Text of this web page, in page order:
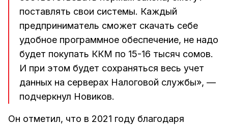
поставлять свои системы. Каждый
предприниматель сможет скачать себе
удобное программное обеспечение, не надо
будет покупать ККМ по 15-16 тысяч сомов.
И при этом будет сохраняться весь учет
данных на серверах Налоговой службы», —
подчеркнул Новиков.
Он отметил, что в 2021 году благодаря